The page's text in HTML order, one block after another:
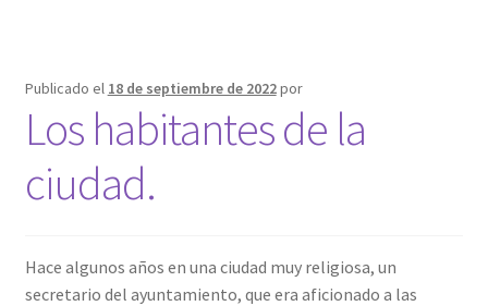
Publicado el 18 de septiembre de 2022por
Los habitantes de la
ciudad.
Hace algunos años en una ciudad muy religiosa, un
secretario del ayuntamiento, que era aficionado a las